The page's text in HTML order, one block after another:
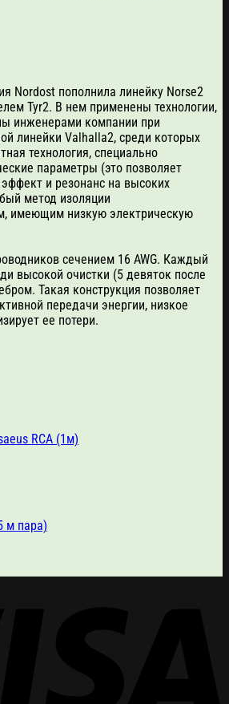
Nordost пополнила линейку Norse2
Tyr2. В нем применены технологии,
инженерами компании при
линейки Valhalla2, среди которых
технология, специально
параметры (это позволяет
и резонанс на высоких
метод изоляции
имеющим низкую электрическую
сечением 16 AWG. Каждый
высокой очистки (5 девяток после
Такая конструкция позволяет
передачи энергии, низкое
ее потери.
RCA (1м)
м пара)